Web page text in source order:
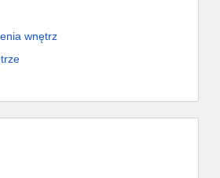
wnętrz